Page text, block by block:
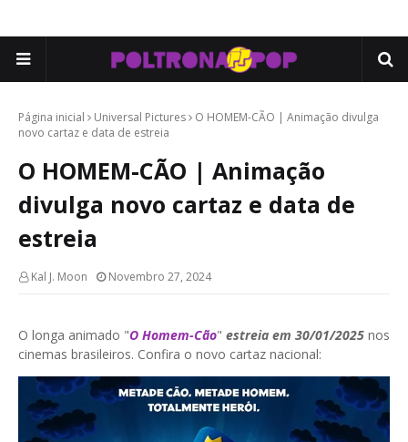
Página inicial Universal Pictures
O HOMEM-CÃO | Animação divulga
novo cartaz e data de estreia
O HOMEM-CÃO | Animação
divulga novo cartaz e data de
estreia
Kal J. Moon Novembro 27, 2024
O longa animado "O Homem-Cão" estreia em 30/01/2025 nos
cinemas brasileiros. Confira o novo cartaz nacional: